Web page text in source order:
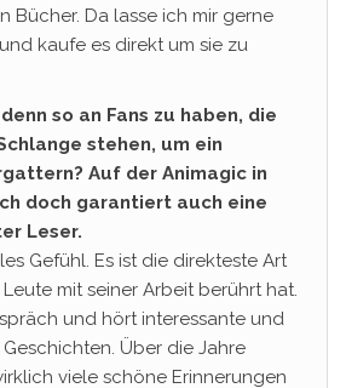
Bücher. Da lasse ich mir gerne
kaufe es direkt um sie zu
so an Fans zu haben, die
stehen, um ein
Auf der Animagic in
doch garantiert auch eine
Leser.
Gefühl. Es ist die direkteste Art
mit seiner Arbeit berührt hat.
und hört interessante und
Über die Jahre
viele schöne Erinnerungen